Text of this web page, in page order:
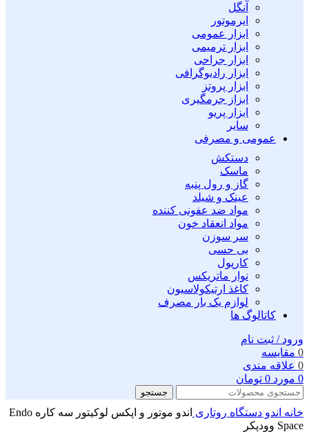
آنگل
ایرموتور
ابزار عمومی
ابزار ترمیمی
ابزار جراحی
ابزار رادیوگرافی
ابزار پروتز
ابزاز جرمگیری
ابزار پریو
سایر
عمومی و مصرفی
دستکش
ماسک
گاز و رول پنبه
عینک و شیلد
مواد ضد عفونی کننده
مواد انعقاد خون
سر سوزن
بی حسی
کارپول
نوار ماتریکس
کاغذ ارتیکولاسیون
لوازم یک بار مصرف
کاتالوگ ها
ورود / ثبت نام
0 مقايسه
0 علاقه مندی
0 مورد 0 تومان
جستجو
خانه اندو دستگاه روتاری
اندو موتور و اپکس لوکیتور سه کاره Endo
Space وودپکر